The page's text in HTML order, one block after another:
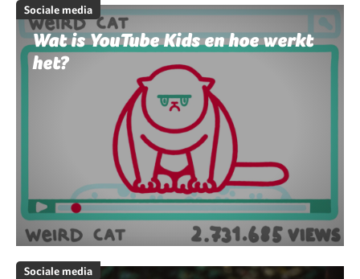
Sociale media
Wat is YouTube Kids en hoe werkt
het?
Sociale media